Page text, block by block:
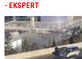
- EKSPERT